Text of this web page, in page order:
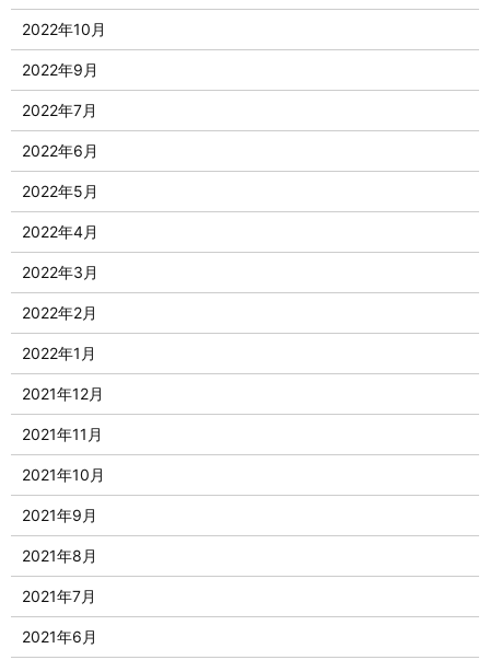
2022年10月
2022年9月
2022年7月
2022年6月
2022年5月
2022年4月
2022年3月
2022年2月
2022年1月
2021年12月
2021年11月
2021年10月
2021年9月
2021年8月
2021年7月
2021年6月